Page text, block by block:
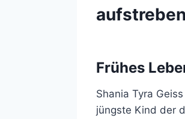
Frühes
Shania Tyra
jüngste Kind der